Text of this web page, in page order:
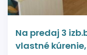
Na predaj 3
vlastné